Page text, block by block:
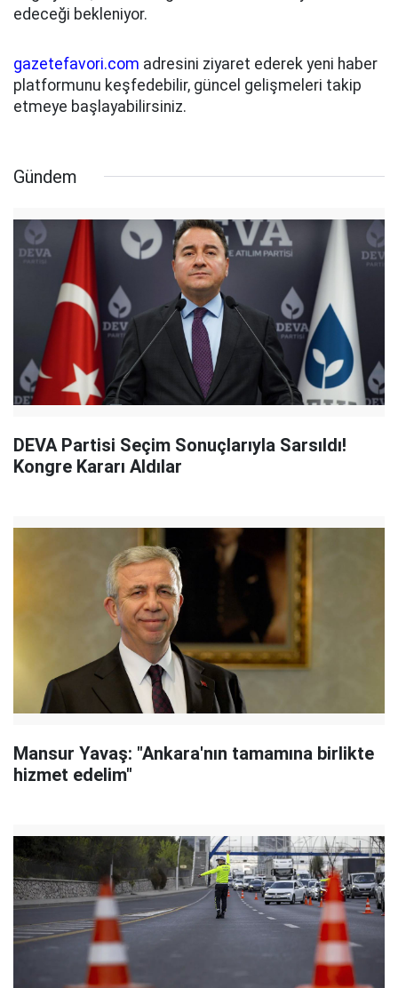
edeceği bekleniyor.
gazetefavori.com adresini ziyaret ederek yeni haber
platformunu keşfedebilir, güncel gelişmeleri takip
etmeye başlayabilirsiniz.
Gündem
DEVA Partisi Seçim Sonuçlarıyla Sarsıldı!
Kongre Kararı Aldılar
Mansur Yavaş: "Ankara'nın tamamına birlikte
hizmet edelim"